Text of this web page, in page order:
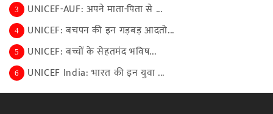
3 UNICEF-AUF: अपने माता-पिता से ...
4 UNICEF: बचपन की इन गड़बड़ आदतो...
5 UNICEF: बच्चों के सेहतमंद भविष...
6 UNICEF India: भारत की इन युवा ...